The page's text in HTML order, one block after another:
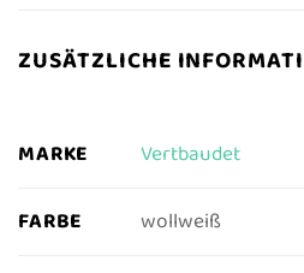
ZUSÄTZLICHE
MARKE Vertbaudet
FARBE wollweiß